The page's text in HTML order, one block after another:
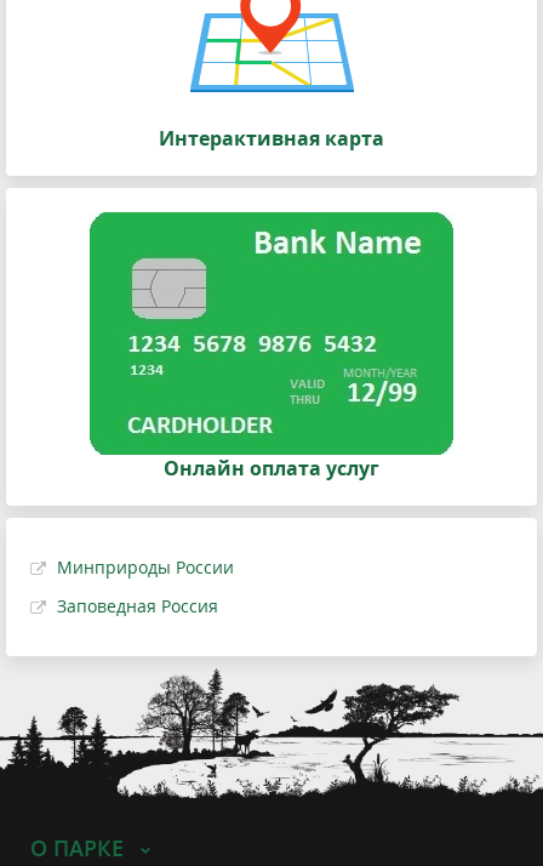
Интерактивная карта
Онлайн оплата услуг
Минприроды России
Заповедная Россия
О ПАРКЕ